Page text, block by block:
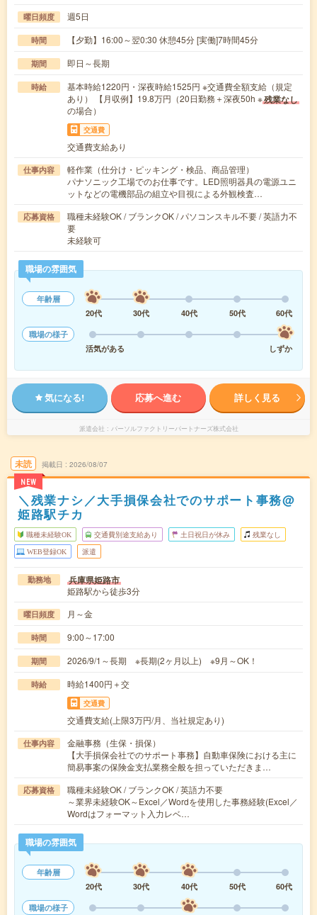
曜日頻度 週5日
時間 【夕勤】16:00～翌0:30 休憩45分 [実働]7時間45分
期間 即日～長期
時給
基本時給1220円・深夜時給1525円 ※交通費全額支給（規定
あり） 【月収例】19.8万円（20日勤務＋深夜50h ※残業なし
の場合）
交通費
交通費支給あり
仕事内容
軽作業（仕分け・ピッキング・検品、商品管理）
パナソニック工場でのお仕事です。LED照明器具の電源ユニ
ットなどの電機部品の組立や目視による外観検査…
応募資格
職種未経験OK / ブランクOK / パソコンスキル不要 / 英語力不
要
未経験可
職場の雰囲気
年齢層
20代
30代 40代 50代
60代
職場の様子
活気がある
しずか
気になる! 応募へ進む 詳しく見る
派遣会社 パーソルファクトリーパートナーズ株式会社
未読
NEW
掲載日 2026/08/07
＼残業ナシ／大手損保会社でのサポート事務@
姫路駅チカ
職種未経験OK 交通費別途支給あり 土日祝日が休み 残業なし
WEB登録OK 派遣
勤務地 兵庫県姫路市
姫路駅から徒歩3分
曜日頻度 月～金
時間 9:00～17:00
期間 2026/9/1～長期 ※長期(2ヶ月以上) ※9月～OK！
時給 時給1400円＋交
交通費
交通費支給(上限3万円/月、当社規定あり)
仕事内容
金融事務（生保・損保）
【大手損保会社でのサポート事務】自動車保険における主に
簡易事案の保険金支払業務全般を担っていただきま…
応募資格
職種未経験OK / ブランクOK / 英語力不要
～業界未経験OK～Excel／Wordを使用した事務経験(Excel／
Wordはフォーマット入力レベ…
職場の雰囲気
年齢層
20代
30代 40代 50代
60代
職場の様子